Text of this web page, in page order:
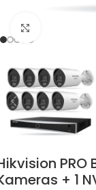
+ 1